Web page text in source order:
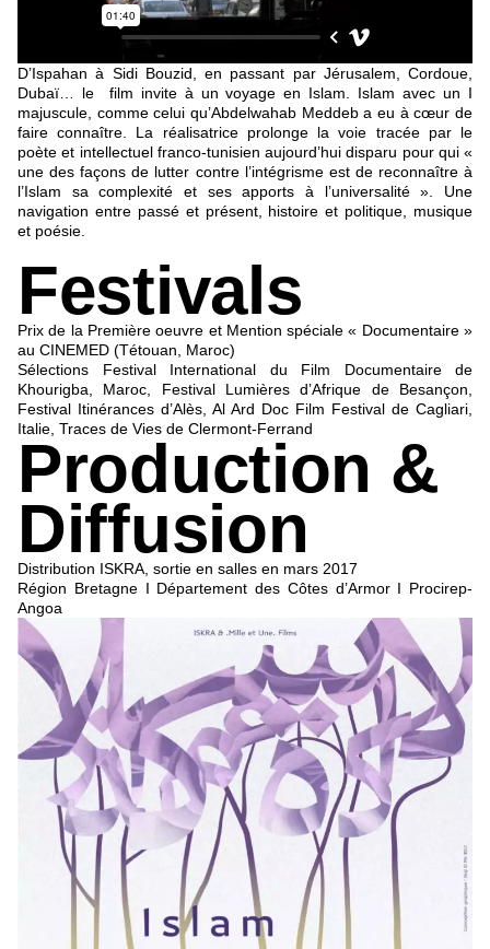
D’Ispahan à Sidi Bouzid, en passant par Jérusalem, Cordoue,
Dubaï… le film invite à un voyage en Islam. Islam avec un I
majuscule, comme celui qu’Abdelwahab Meddeb a eu à cœur de
faire connaître. La réalisatrice prolonge la voie tracée par le
poète et intellectuel franco-tunisien aujourd’hui disparu pour qui «
une des façons de lutter contre l’intégrisme est de reconnaître à
l’Islam sa complexité et ses apports à l’universalité ». Une
navigation entre passé et présent, histoire et politique, musique
et poésie.
Festivals
Prix de la Première oeuvre et Mention spéciale « Documentaire »
au CINEMED (Tétouan, Maroc)
Sélections Festival International du Film Documentaire de
Khourigba, Maroc, Festival Lumières d’Afrique de Besançon,
Festival Itinérances d’Alès, Al Ard Doc Film Festival de Cagliari,
Italie, Traces de Vies de Clermont-Ferrand
Production &
Diffusion
Distribution ISKRA, sortie en salles en mars 2017
Région Bretagne I Département des Côtes d’Armor I Procirep-
Angoa